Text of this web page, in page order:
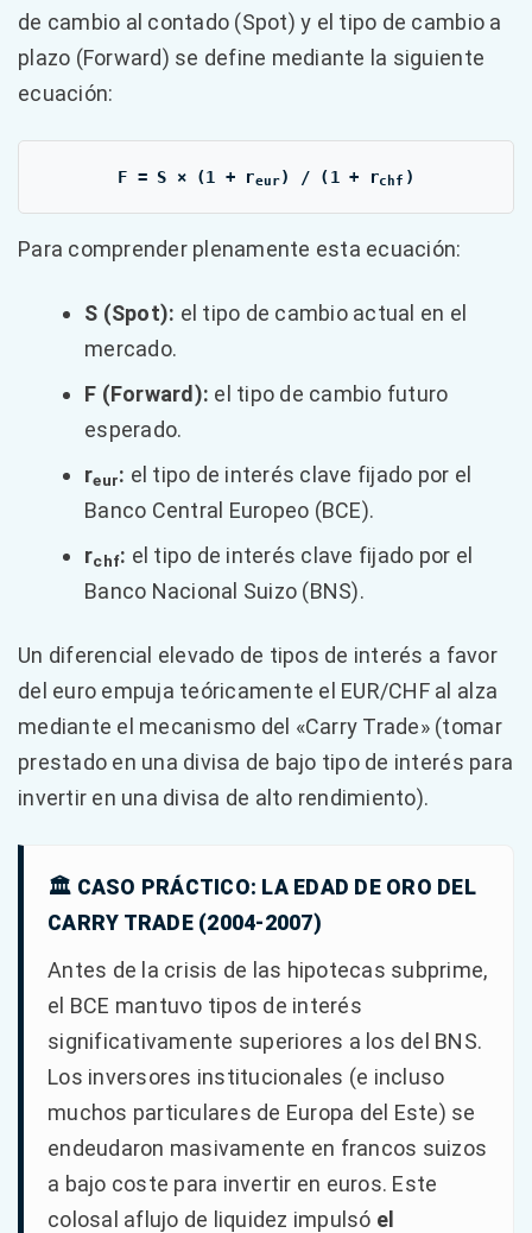
de cambio al contado (Spot) y el tipo de cambio a
plazo (Forward) se define mediante la siguiente
ecuación:
F = S × (1 + reur) / (1 + rchf )
Para comprender plenamente esta ecuación:
S (Spot): el tipo de cambio actual en el
mercado.
F (Forward): el tipo de cambio futuro
esperado.
reur: el tipo de interés clave fijado por el
Banco Central Europeo (BCE).
rchf: el tipo de interés clave fijado por el
Banco Nacional Suizo (BNS).
Un diferencial elevado de tipos de interés a favor
del euro empuja teóricamente el EUR/CHF al alza
mediante el mecanismo del «Carry Trade» (tomar
prestado en una divisa de bajo tipo de interés para
invertir en una divisa de alto rendimiento).
🏛️ CASO PRÁCTICO: LA EDAD DE ORO DEL
CARRY TRADE (2004-2007)
Antes de la crisis de las hipotecas subprime,
el BCE mantuvo tipos de interés
significativamente superiores a los del BNS.
Los inversores institucionales (e incluso
muchos particulares de Europa del Este) se
endeudaron masivamente en francos suizos
a bajo coste para invertir en euros. Este
colosal aflujo de liquidez impulsó el